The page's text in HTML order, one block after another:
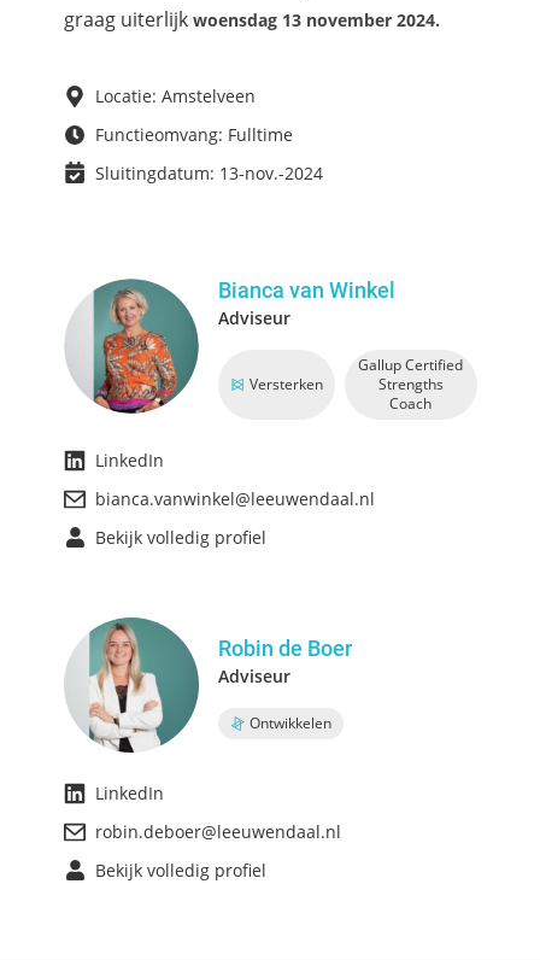
graag uiterlijk woensdag 13 november 2024.
Locatie: Amstelveen
Functieomvang: Fulltime
Sluitingdatum: 13-nov.-2024
Bianca van Winkel
Adviseur
Versterken
Gallup Certified
Strengths
Coach
LinkedIn
bianca.vanwinkel@leeuwendaal.nl
Bekijk volledig profiel
Robin de Boer
Adviseur
Ontwikkelen
LinkedIn
robin.deboer@leeuwendaal.nl
Bekijk volledig profiel